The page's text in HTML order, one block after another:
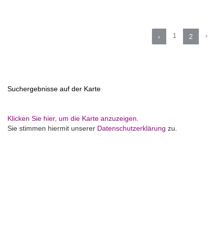
‹ 1 2 ›
Suchergebnisse auf der Karte
Klicken Sie hier, um die Karte anzuzeigen.
Sie stimmen hiermit unserer Datenschutzerklärung zu.